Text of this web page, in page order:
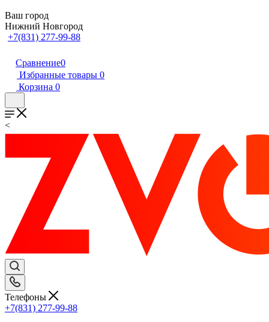
Ваш город
Нижний Новгород
+7(831) 277-99-88
Сравнение0
Избранные товары 0
Корзина 0
<
Телефоны
+7(831) 277-99-88